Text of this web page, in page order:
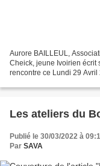
Aurore BAILLEUL,
Cheick, jeune Ivoirien écrit
rencontre ce Lundi 29 Avril
Les ateliers du
Publié le 30/03/2022 à
Par SAVA